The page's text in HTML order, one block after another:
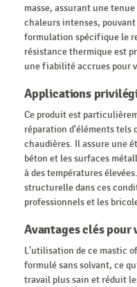
masse, assurant une
chaleurs intenses,
formulation spécifique le
résistance thermique est
une fiabilité accrues pour
Applications
Ce produit est
réparation d'éléments tels
chaudières. Il assure une
béton et les surfaces
à des températures
structurelle dans ces
professionnels et les
Avantages clés pour
L'utilisation de ce mastic
formulé sans solvant, ce
travail plus sain et réduit